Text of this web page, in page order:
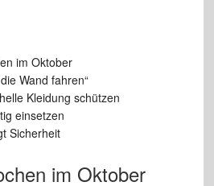
im Oktober
Wand fahren“
Kleidung schützen
einsetzen
Sicherheit
im Oktober